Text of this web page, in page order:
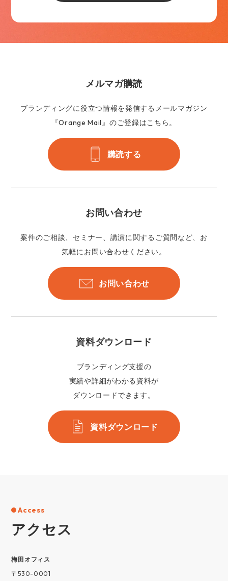
メルマガ購読
ブランディングに役立つ情報を発信するメールマガジン
『Orange Mail』のご登録はこちら。
購読する
お問い合わせ
案件のご相談、セミナー、講演に関するご質問など、お
気軽にお問い合わせください。
お問い合わせ
資料ダウンロード
ブランディング支援の
実績や詳細がわかる資料が
ダウンロードできます。
資料ダウンロード
Access
アクセス
梅⽥オフィス
〒530-0001